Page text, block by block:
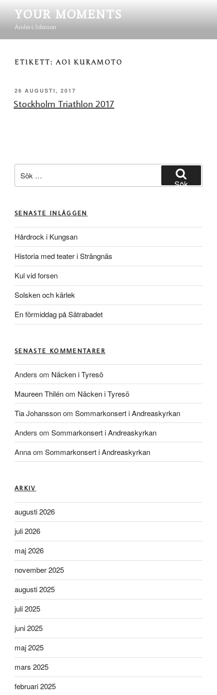
innehåll
YOUR MOMENTS
Anders Johnson
ETIKETT: AOI KURAMOTO
PUBLICERAT
26 AUGUSTI, 2017
Stockholm Triathlon 2017
efter:
Sök
SENASTE INLÄGGEN
Hårdrock i Kungsan
Historia med teater i Strängnäs
Kul vid forsen
Solsken och kärlek
En förmiddag på Sätrabadet
SENASTE KOMMENTARER
Anders om Näcken i Tyresö
Maureen Thilénom Näcken i Tyresö
Tia Johanssonom Sommarkonsert i Andreaskyrkan
Anders om Sommarkonsert i Andreaskyrkan
Annaom Sommarkonsert i Andreaskyrkan
ARKIV
augusti 2026
juli 2026
maj 2026
november 2025
augusti 2025
juli 2025
juni 2025
maj 2025
mars 2025
februari 2025